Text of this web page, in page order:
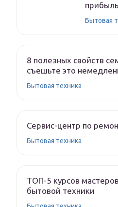
Бытовая
8 полезных свойств
съешьте это
Бытовая техника
Сервис-центр по
Бытовая техника
ТОП-5 курсов
бытовой техники